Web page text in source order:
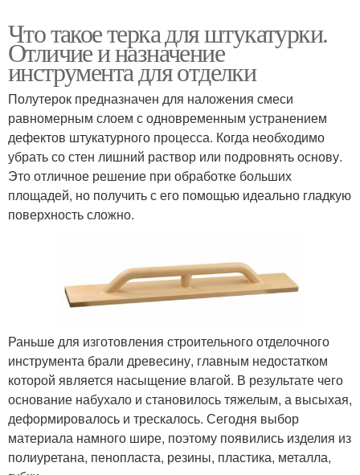
Что такое терка для штукатурки.
Отличие и назначение
инструмента для отделки
Полутерок предназначен для наложения смеси
равномерным слоем с одновременным устранением
дефектов штукатурного процесса. Когда необходимо
убрать со стен лишний раствор или подровнять основу.
Это отличное решение при обработке больших
площадей, но получить с его помощью идеально гладкую
поверхность сложно.
Раньше для изготовления строительного отделочного
инструмента брали древесину, главным недостатком
которой является насыщение влагой. В результате чего
основание набухало и становилось тяжелым, а высыхая,
деформировалось и трескалось. Сегодня выбор
материала намного шире, поэтому появились изделия из
полиуретана, пенопласта, резины, пластика, металла,